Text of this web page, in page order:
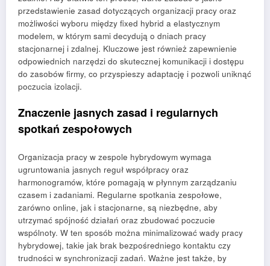
przedstawienie zasad dotyczących organizacji pracy oraz
możliwości wyboru między fixed hybrid a elastycznym
modelem, w którym sami decydują o dniach pracy
stacjonarnej i zdalnej. Kluczowe jest również zapewnienie
odpowiednich narzędzi do skutecznej komunikacji i dostępu
do zasobów firmy, co przyspieszy adaptację i pozwoli uniknąć
poczucia izolacji.
Znaczenie jasnych zasad i regularnych
spotkań zespołowych
Organizacja pracy w zespole hybrydowym wymaga
ugruntowania jasnych reguł współpracy oraz
harmonogramów, które pomagają w płynnym zarządzaniu
czasem i zadaniami. Regularne spotkania zespołowe,
zarówno online, jak i stacjonarne, są niezbędne, aby
utrzymać spójność działań oraz zbudować poczucie
wspólnoty. W ten sposób można minimalizować wady pracy
hybrydowej, takie jak brak bezpośredniego kontaktu czy
trudności w synchronizacji zadań. Ważne jest także, by